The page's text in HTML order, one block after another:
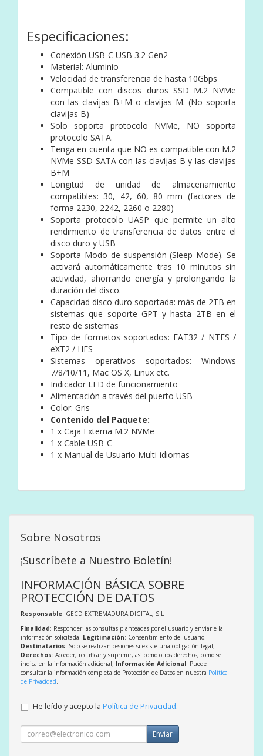
Especificaciones:
Conexión USB-C USB 3.2 Gen2
Material: Aluminio
Velocidad de transferencia de hasta 10Gbps
Compatible con discos duros SSD M.2 NVMe
con las clavijas B+M o clavijas M. (No soporta
clavijas B)
Solo soporta protocolo NVMe, NO soporta
protocolo SATA.
Tenga en cuenta que NO es compatible con M.2
NVMe SSD SATA con las clavijas B y las clavijas
B+M
Longitud de unidad de almacenamiento
compatibles: 30, 42, 60, 80 mm (factores de
forma 2230, 2242, 2260 o 2280)
Soporta protocolo UASP que permite un alto
rendimiento de transferencia de datos entre el
disco duro y USB
Soporta Modo de suspensión (Sleep Mode). Se
activará automáticamente tras 10 minutos sin
actividad, ahorrando energía y prolongando la
duración del disco.
Capacidad disco duro soportada: más de 2TB en
sistemas que soporte GPT y hasta 2TB en el
resto de sistemas
Tipo de formatos soportados: FAT32 / NTFS /
eXT2 / HFS
Sistemas operativos soportados: Windows
7/8/10/11, Mac OS X, Linux etc.
Indicador LED de funcionamiento
Alimentación a través del puerto USB
Color: Gris
Contenido del Paquete:
1 x Caja Externa M.2 NVMe
1 x Cable USB-C
1 x Manual de Usuario Multi-idiomas
Sobre Nosotros
¡Suscríbete a Nuestro Boletín!
INFORMACIÓN BÁSICA SOBRE
PROTECCIÓN DE DATOS
Responsable: GECD EXTREMADURA DIGITAL, S.L
Finalidad: Responder las consultas planteadas por el usuario y enviarle la
información solicitada; Legitimación: Consentimiento del usuario;
Destinatarios: Solo se realizan cesiones si existe una obligación legal;
Derechos: Acceder, rectificar y suprimir, así como otros derechos, como se
indica en la información adicional; Información Adicional: Puede
consultar la información completa de Protección de Datos en nuestra Política
de Privacidad
He leído y acepto la Política de Privacidad.
Enviar